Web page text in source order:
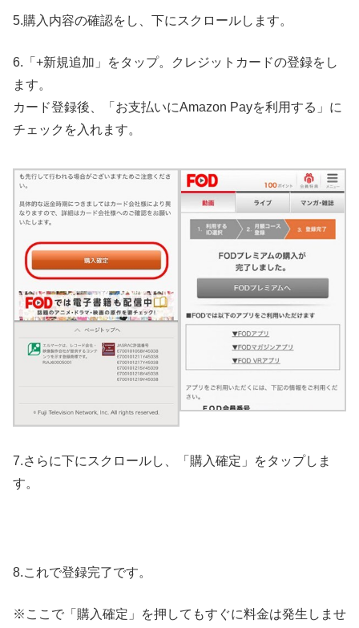
5.購入内容の確認をし、下にスクロールします。
6.「+新規追加」をタップ。クレジットカードの登録をし
ます。
カード登録後、「お支払いにAmazon Payを利用する」に
チェックを入れます。
7.さらに下にスクロールし、「購入確定」をタップしま
す。
8.これで登録完了です。
※ここで「購入確定」を押してもすぐに料金は発生しませ